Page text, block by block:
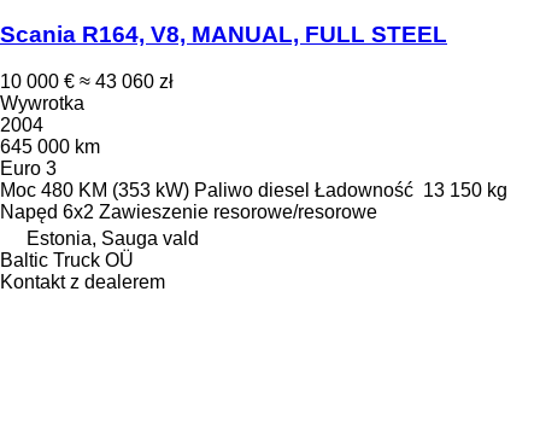
Scania R164, V8, MANUAL, FULL STEEL
10 000 € ≈ 43 060 zł
Wywrotka
2004
645 000 km
Euro 3
Moc 480 KM (353 kW) Paliwo diesel Ładowność 13 150 kg
Napęd 6x2 Zawieszenie resorowe/resorowe
Estonia, Sauga vald
Baltic Truck OÜ
Kontakt z dealerem